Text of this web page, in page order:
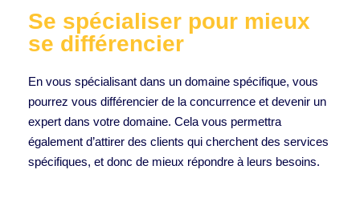
Se spécialiser pour mieux
se différencier
En vous spécialisant dans un domaine spécifique, vous
pourrez vous différencier de la concurrence et devenir un
expert dans votre domaine. Cela vous permettra
également d’attirer des clients qui cherchent des services
spécifiques, et donc de mieux répondre à leurs besoins.